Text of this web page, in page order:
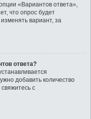
«Вариантов ответа»,
что опрос будет
вариант, за
ответа?
добавить количество
с